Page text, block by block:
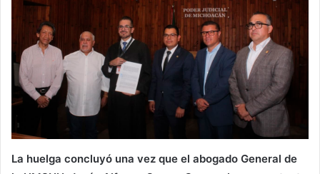
La huelga concluyó una vez que el abogado General de